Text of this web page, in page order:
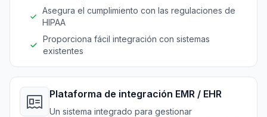
Asegura el cumplimiento con las regulaciones de
HIPAA
Proporciona fácil integración con sistemas
existentes
Plataforma de integración EMR / EHR
Un sistema integrado para gestionar